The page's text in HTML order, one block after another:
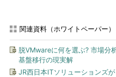
関連資料（ホワイトペーパー）
脱VMwareに何を選ぶ? 市場分
基盤移行の現実解
JR西日本ITソリューションズ